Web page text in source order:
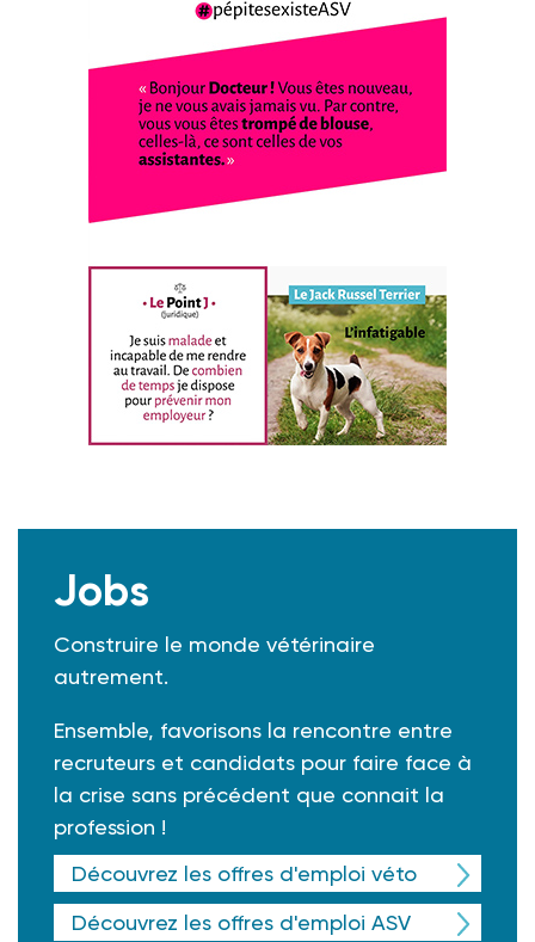
Jobs
Construire le monde vétérinaire
autrement.
Ensemble, favorisons la rencontre entre
recruteurs et candidats pour faire face à
la crise sans précédent que connait la
profession !
Découvrez les offres d'emploi véto
Découvrez les offres d'emploi ASV